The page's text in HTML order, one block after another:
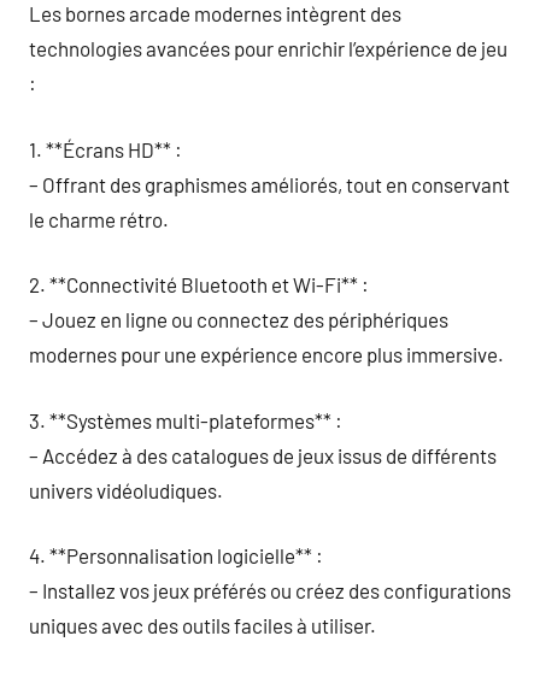
Les bornes arcade modernes intègrent des
technologies avancées pour enrichir l’expérience de jeu
:
1. **Écrans HD** :
– Offrant des graphismes améliorés, tout en conservant
le charme rétro.
2. **Connectivité Bluetooth et Wi-Fi** :
– Jouez en ligne ou connectez des périphériques
modernes pour une expérience encore plus immersive.
3. **Systèmes multi-plateformes** :
– Accédez à des catalogues de jeux issus de différents
univers vidéoludiques.
4. **Personnalisation logicielle** :
– Installez vos jeux préférés ou créez des configurations
uniques avec des outils faciles à utiliser.